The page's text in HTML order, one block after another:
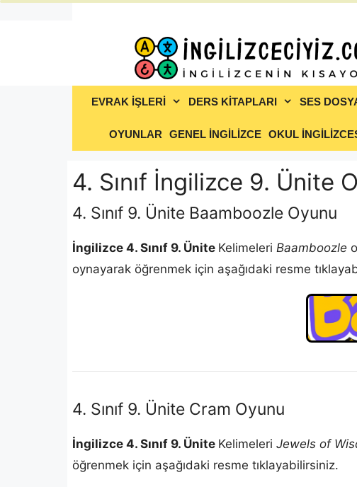
EVRAK İŞLERİ DERS KİTAPLARI SES
OYUNLAR GENEL İNGİLİZCE OKUL
4. Sınıf İngilizce 9. Ünite
4. Sınıf 9. Ünite Baamboozle Oyunu
İngilizce 4. Sınıf 9. Ünite Kelimeleri Baamboozle
oynayarak öğrenmek için aşağıdaki resme
4. Sınıf 9. Ünite Cram Oyunu
İngilizce 4. Sınıf 9. Ünite Kelimeleri Jewels of
öğrenmek için aşağıdaki resme tıklayabilirsiniz.